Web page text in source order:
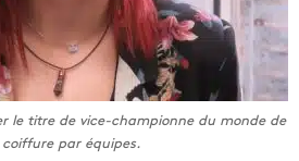
le titre de vice-championne du monde de
coiffure par équipes.